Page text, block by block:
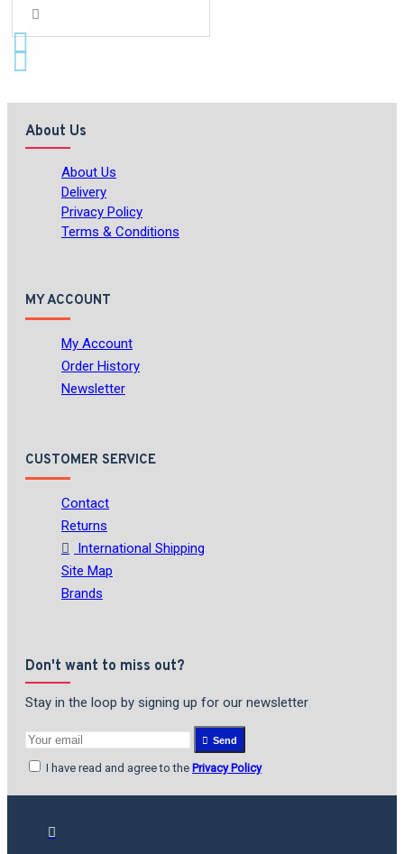
About Us
About Us
Delivery
Privacy Policy
Terms & Conditions
MY ACCOUNT
My Account
Order History
Newsletter
CUSTOMER SERVICE
Contact
Returns
International Shipping
Site Map
Brands
Don't want to miss out?
Stay in the loop by signing up for our newsletter
Send
I have read and agree to the Privacy Policy